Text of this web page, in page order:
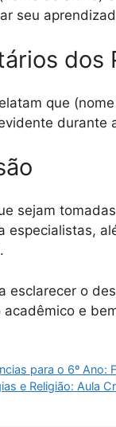
seu
dos
que
durante
sejam
especialistas,
esclarecer o
acadêmico e
para o 6º Ano:
e Religião: Aula